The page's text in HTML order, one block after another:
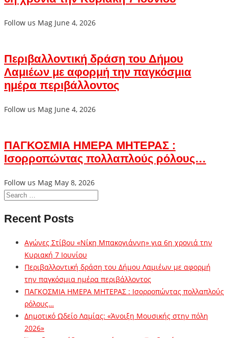
Follow us Mag June 4, 2026
Περιβαλλοντική δράση του Δήμου
Λαμιέων με αφορμή την παγκόσμια
ημέρα περιβάλλοντος
Follow us Mag June 4, 2026
ΠΑΓΚΟΣΜΙΑ ΗΜΕΡΑ ΜΗΤΕΡΑΣ :
Ισορροπώντας πολλαπλούς ρόλους…
Follow us Mag May 8, 2026
Recent Posts
Αγώνες Στίβου «Νίκη Μπακογιάννη» για 6η χρονιά την
Κυριακή 7 Ιουνίου
Περιβαλλοντική δράση του Δήμου Λαμιέων με αφορμή
την παγκόσμια ημέρα περιβάλλοντος
ΠΑΓΚΟΣΜΙΑ ΗΜΕΡΑ ΜΗΤΕΡΑΣ : Ισορροπώντας πολλαπλούς
ρόλους…
Δημοτικό Ωδείο Λαμίας: «Άνοιξη Μουσικής στην πόλη
2026»